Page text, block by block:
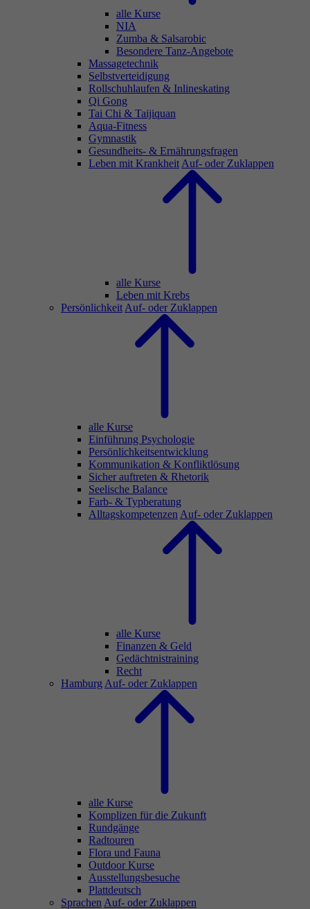
alle Kurse
NIA
Zumba & Salsarobic
Besondere Tanz-Angebote
Massagetechnik
Selbstverteidigung
Rollschuhlaufen & Inlineskating
Qi Gong
Tai Chi & Taijiquan
Aqua-Fitness
Gymnastik
Gesundheits- & Ernährungsfragen
Leben mit Krankheit Auf- oder Zuklappen
alle Kurse
Leben mit Krebs
Persönlichkeit Auf- oder Zuklappen
alle Kurse
Einführung Psychologie
Persönlichkeitsentwicklung
Kommunikation & Konfliktlösung
Sicher auftreten & Rhetorik
Seelische Balance
Farb- & Typberatung
Alltagskompetenzen Auf- oder Zuklappen
alle Kurse
Finanzen & Geld
Gedächtnistraining
Recht
Hamburg Auf- oder Zuklappen
alle Kurse
Komplizen für die Zukunft
Rundgänge
Radtouren
Flora und Fauna
Outdoor Kurse
Ausstellungsbesuche
Plattdeutsch
Sprachen Auf- oder Zuklappen